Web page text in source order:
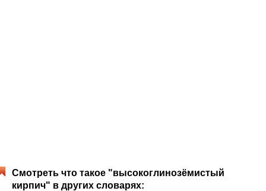
Смотреть что такое "высокоглинозёмистый
кирпич" в других словарях: